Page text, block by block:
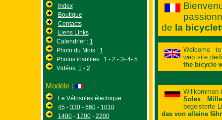
Index
Boutique
Contacts
Liens Links
Calendrier : 1
Photo du Mois : 1
Photos insolites : 1 - 2 - 3- 4- 5
Vidéos: 1 - 2
Modèle :
Le Vélosolex électrique
45- 330- 660- 1010
1400- 1700- 2200
de la
Welcome
web site
the bicycle
Willkommen
Solex
begeisterte
das von alleine